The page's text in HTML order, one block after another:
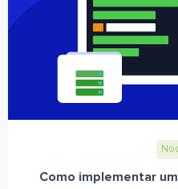
Como implementar